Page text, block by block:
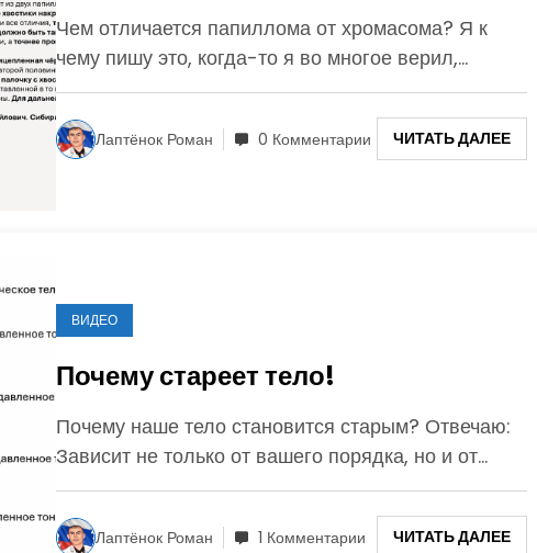
Чем отличается папиллома от хромасома? Я к
чему пишу это, когда-то я во многое верил,…
Лаптёнок Роман 0 Комментарии ЧИТАТЬ ДАЛЕЕ
ВИДЕО
Почему стареет тело!
Почему наше тело становится старым? Отвечаю:
Зависит не только от вашего порядка, но и от…
Лаптёнок Роман 1 Комментарии ЧИТАТЬ ДАЛЕЕ